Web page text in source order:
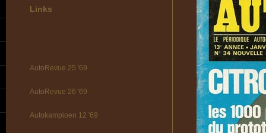
Links
AutoRevue 25 '69
AutoRevue 26 '69
Autokampioen 12 '69